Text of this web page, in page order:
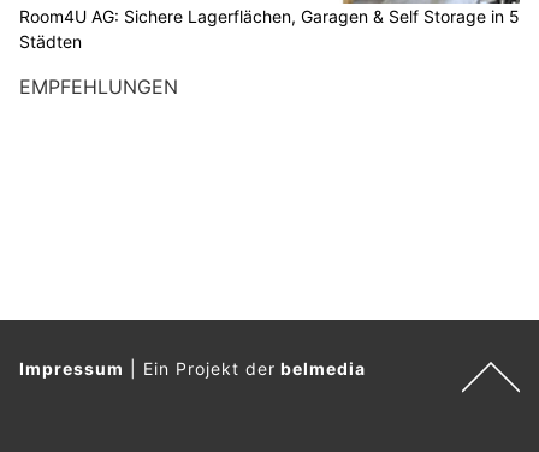
Room4U AG: Sichere Lagerflächen, Garagen & Self Storage in 5
Städten
EMPFEHLUNGEN
Impressum Ein Projekt derbelmedia